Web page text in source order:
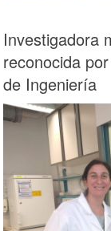
Investigadora
reconocida
de Ingeniería